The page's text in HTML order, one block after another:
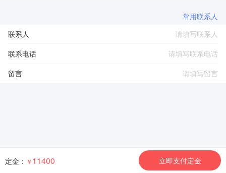
常用联系人
联系人
联系电话
留言
定金： ￥ 11400 立即支付定金